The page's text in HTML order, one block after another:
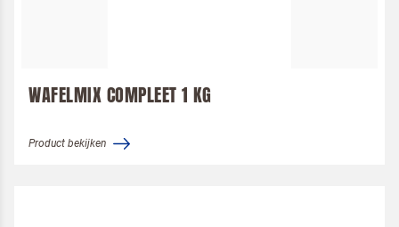
WAFELMIX COMPLEET 1 KG
Product bekijken